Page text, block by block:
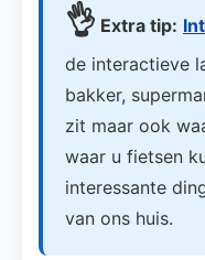
👌 Extra tip:
de interactieve
bakker,
zit maar ook
waar u fietsen
interessante
van ons huis.